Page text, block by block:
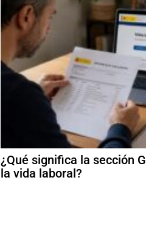
¿Qué significa la sección
la vida laboral?